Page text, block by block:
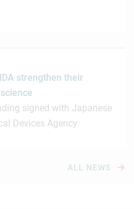
strengthen their
signed with Japanese
Devices Agency
ALL NEWS